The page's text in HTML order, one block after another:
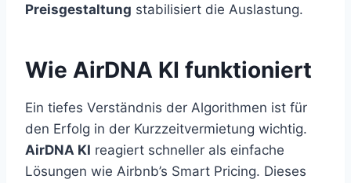
Preisgestaltung stabilisiert die Auslastung.
Wie AirDNA KI funktioniert
Ein tiefes Verständnis der Algorithmen ist für
den Erfolg in der Kurzzeitvermietung wichtig.
AirDNA KI reagiert schneller als einfache
Lösungen wie Airbnb’s Smart Pricing. Dieses